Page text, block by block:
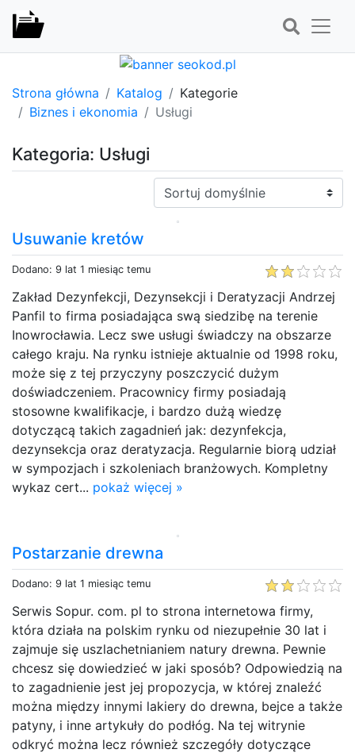
Strona główna Katalog
Kategorie
Biznes i ekonomia
Usługi
Kategoria: Usługi
Sortuj:
Usuwanie kretów
Dodano: 9 lat 1 miesiąc temu
Zakład Dezynfekcji, Dezynsekcji i Deratyzacji Andrzej
Panfil to firma posiadająca swą siedzibę na terenie
Inowrocławia. Lecz swe usługi świadczy na obszarze
całego kraju. Na rynku istnieje aktualnie od 1998 roku,
może się z tej przyczyny poszczycić dużym
doświadczeniem. Pracownicy firmy posiadają
stosowne kwalifikacje, i bardzo dużą wiedzę
dotyczącą takich zagadnień jak: dezynfekcja,
dezynsekcja oraz deratyzacja. Regularnie biorą udział
w sympozjach i szkoleniach branżowych. Kompletny
wykaz cert... pokaż więcej »
Postarzanie drewna
Dodano: 9 lat 1 miesiąc temu
Serwis Sopur. com. pl to strona internetowa firmy,
która działa na polskim rynku od niezupełnie 30 lat i
zajmuje się uszlachetnianiem natury drewna. Pewnie
chcesz się dowiedzieć w jaki sposób? Odpowiedzią na
to zagadnienie jest jej propozycja, w której znaleźć
można między innymi lakiery do drewna, bejce a także
patyny, i inne artykuły do podłóg. Na tej witrynie
odkryć można lecz również szczegóły dotyczące